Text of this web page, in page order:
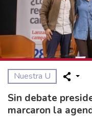
Nuestra U
Sin debate
marcaron la